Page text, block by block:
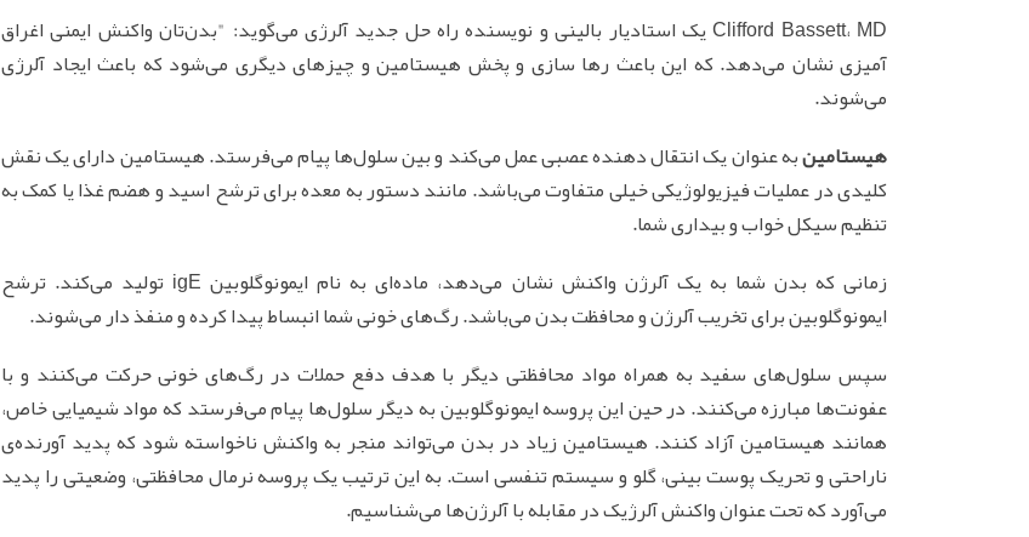
Clifford Bassett، MD یک استادیار بالینی و نویسنده راه حل جدید آلرژی می‌گوید: "بدن‌تان واکنش ایمنی اغراق
آمیزی نشان می‌دهد. که این باعث رها سازی و پخش هیستامین و چیزهای دیگری می‌شود که باعث ایجاد آلرژی
می‌شوند.
هیستامینبه عنوان یک انتقال دهنده عصبی عمل می‌کند و بین سلول‌ها پیام می‌فرستد. هیستامین دارای یک نقش
کلیدی در عملیات فیزیولوژیکی خیلی متفاوت می‌باشد. مانند دستور به معده برای ترشح اسید و هضم غذا یا کمک به
تنظیم سیکل خواب و بیداری شما.
زمانی که بدن شما به یک آلرژن واکنش نشان می‌دهد، ماده‌ای به نام ایمونوگلوبین igE تولید می‌کند. ترشح
ایمونوگلوبین برای تخریب آلرژن و محافظت بدن می‌باشد. رگ‌های خونی شما انبساط پیدا کرده و منفذ دار می‌شوند.
سپس سلول‌های سفید به همراه مواد محافظتی دیگر با هدف دفع حملات در رگ‌های خونی حرکت می‌کنند و با
عفونت‌ها مبارزه می‌کنند. در حین این پروسه ایمونوگلوبین به دیگر سلول‌ها پیام می‌فرستد که مواد شیمیایی خاص،
همانند هیستامین آزاد کنند. هیستامین زیاد در بدن می‌تواند منجر به واکنش ناخواسته شود که پدید آورنده‌ی
ناراحتی و تحریک پوست بینی، گلو و سیستم تنفسی است. به این ترتیب یک پروسه نرمال محافظتی، وضعیتی را پدید
می‌آورد که تحت عنوان واکنش آلرژیک در مقابله با آلرژن‌ها می‌شناسیم.